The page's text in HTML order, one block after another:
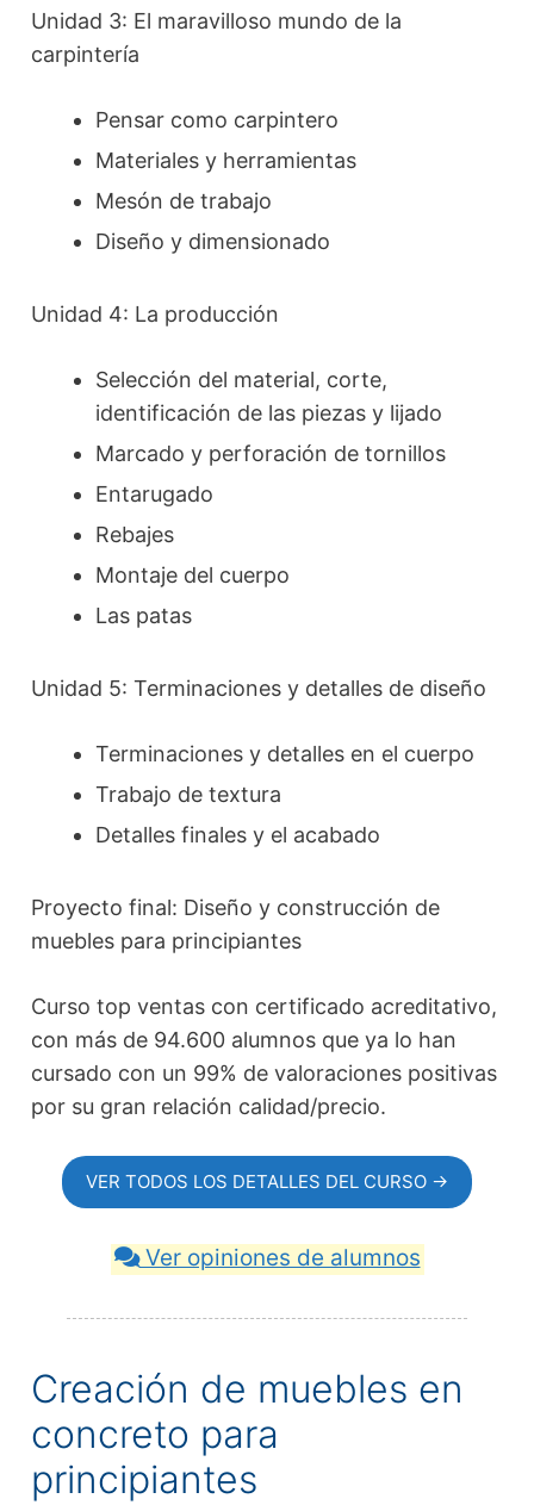
Unidad 3: El maravilloso mundo de la
carpintería
Pensar como carpintero
Materiales y herramientas
Mesón de trabajo
Diseño y dimensionado
Unidad 4: La producción
Selección del material, corte,
identificación de las piezas y lijado
Marcado y perforación de tornillos
Entarugado
Rebajes
Montaje del cuerpo
Las patas
Unidad 5: Terminaciones y detalles de diseño
Terminaciones y detalles en el cuerpo
Trabajo de textura
Detalles finales y el acabado
Proyecto final: Diseño y construcción de
muebles para principiantes
Curso top ventas con certificado acreditativo,
con más de 94.600 alumnos que ya lo han
cursado con un 99% de valoraciones positivas
por su gran relación calidad/precio.
VER TODOS LOS DETALLES DEL CURSO →
Ver opiniones de alumnos
Creación de muebles en
concreto para
principiantes